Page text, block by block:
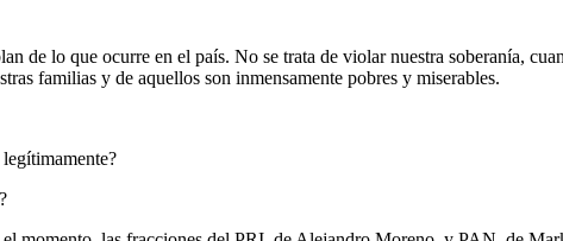
de lo que ocurre en el país. No se trata de violar nuestra soberanía,
familias y de aquellos son inmensamente pobres y miserables.